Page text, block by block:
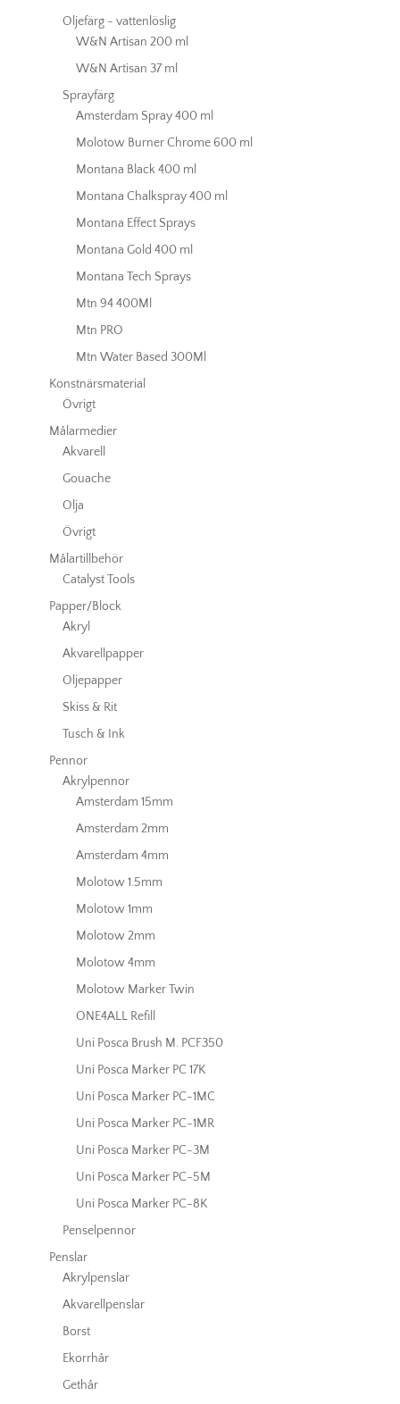
Oljefärg - vattenlöslig
W&N Artisan 200 ml
W&N Artisan 37 ml
Sprayfärg
Amsterdam Spray 400 ml
Molotow Burner Chrome 600 ml
Montana Black 400 ml
Montana Chalkspray 400 ml
Montana Effect Sprays
Montana Gold 400 ml
Montana Tech Sprays
Mtn 94 400Ml
Mtn PRO
Mtn Water Based 300Ml
Konstnärsmaterial
Övrigt
Målarmedier
Akvarell
Gouache
Olja
Övrigt
Målartillbehör
Catalyst Tools
Papper/Block
Akryl
Akvarellpapper
Oljepapper
Skiss & Rit
Tusch & Ink
Pennor
Akrylpennor
Amsterdam 15mm
Amsterdam 2mm
Amsterdam 4mm
Molotow 1.5mm
Molotow 1mm
Molotow 2mm
Molotow 4mm
Molotow Marker Twin
ONE4ALL Refill
Uni Posca Brush M. PCF350
Uni Posca Marker PC 17K
Uni Posca Marker PC-1MC
Uni Posca Marker PC-1MR
Uni Posca Marker PC-3M
Uni Posca Marker PC-5M
Uni Posca Marker PC-8K
Penselpennor
Penslar
Akrylpenslar
Akvarellpenslar
Borst
Ekorrhår
Gethår